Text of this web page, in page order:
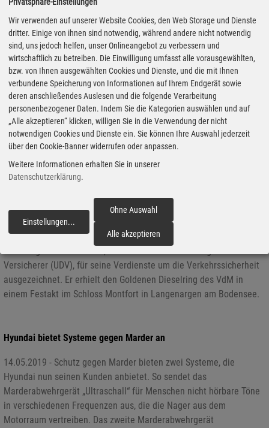
hat auf seiner Facebook-Seite jetzt ein Gewinnspiel gestartet,
dessen Gewinner neben zehn mal zwei Konzertkarten auch die
Gelegenheit erhalten, nachmittags beim Soundcheck der K-Pop-
Stars dabei zu sein.
Daniel Metz wird Direktor Human Resources bei Scania
14.05.2019 - Daniel Metz (46) wird zum 1. September 2019 neuer
Direktor Human Resources bei Scania Deutschland Österreich. Er
folgt auf Manuela Hohlin, die das Unternehmen verlassen hat.
Siegfried Brockmann erhält Goldenen Dieselring
14.05.2019 - Der Verband der Motorjournalisten e.V. hat in diesem
Versicherer (UDV), für seine Verdienste um die Verkehrssicherheit
ausgezeichnet. Er erhielt den Goldenen Dieselring des VdM in
einem Festakt im Schloss Montfort in Langenargen am Bodensee.
Hyundai bietet Systeme gegen Marder an
14.05.2019 - Schutz gegen Marder bieten zwei Systeme, die
Hyundai nun seinen Kunden anbietet. So sendet das
Marderabwehrgerät „Ultraschall“ für Menschen nicht hörbare Töne
in verschiedenen Frequenzen aus, die die Nager aus dem
Motorraum vertreiben. Das zweite Marderabwehrgerät
Wir verwenden auf unserer Website Cookies, den Web Storage und Dienste
dritter. Einige von ihnen sind notwendig, während andere nicht notwendig
sind, uns jedoch helfen, unser Onlineangebot zu verbessern und
wirtschaftlich zu betreiben. Die Einwilligung umfasst alle vorausgewählten,
bzw. von Ihnen ausgewählten Cookies und Dienste, und die mit Ihnen
verbundene Speicherung von Informationen auf Ihrem Endgerät sowie
deren anschließendes Auslesen und die folgende Verarbeitung
personenbezogener Daten. Indem Sie die Kategorien auswählen und auf
„Alle akzeptieren“ klicken, willigen Sie in die Verwendung der nicht
notwendigen Cookies und Dienste ein. Sie können Ihre Auswahl jederzeit
über den Cookie-Banner widerrufen oder anpassen.
Weitere Informationen erhalten Sie in unserer
Datenschutzerklärung.
Einstellungen...
Ohne Auswahl
Alle akzeptieren